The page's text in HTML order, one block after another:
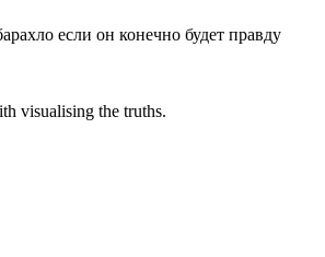
если он конечно будет правду
visualising the truths.